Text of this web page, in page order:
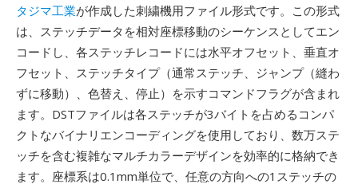
タジマ工業が作成した刺繍機用ファイル形式です。この形式
は、ステッチデータを相対座標移動のシーケンスとしてエン
コードし、各ステッチレコードには水平オフセット、垂直オ
フセット、ステッチタイプ（通常ステッチ、ジャンプ（縫わ
ずに移動）、色替え、停止）を示すコマンドフラグが含まれ
ます。DSTファイルは各ステッチが3バイトを占めるコンパ
クトなバイナリエンコーディングを使用しており、数万ステ
ッチを含む複雑なマルチカラーデザインを効率的に格納でき
ます。座標系は0.1mm単位で、任意の方向への1ステッチの